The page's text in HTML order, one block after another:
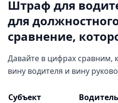
Штраф для
для
сравнение,
Давайте в цифрах сравним,
вину водителя и вину
Субъект